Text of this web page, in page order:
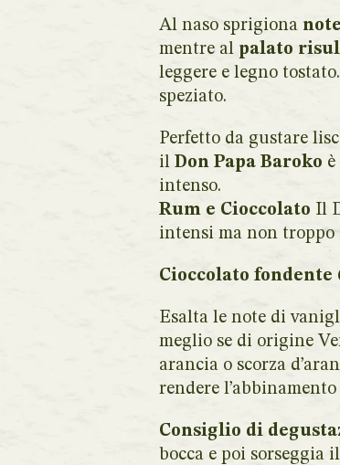
Al naso sprigiona
mentre al palato
leggere e legno
speziato.
Perfetto da gustare
il Don Papa Baroko
intenso.
Rum e Cioccolato Il
intensi ma non troppo
Cioccolato fondente
Esalta le note di
meglio se di origine
arancia o scorza
rendere
Consiglio di
bocca e poi sorseggia